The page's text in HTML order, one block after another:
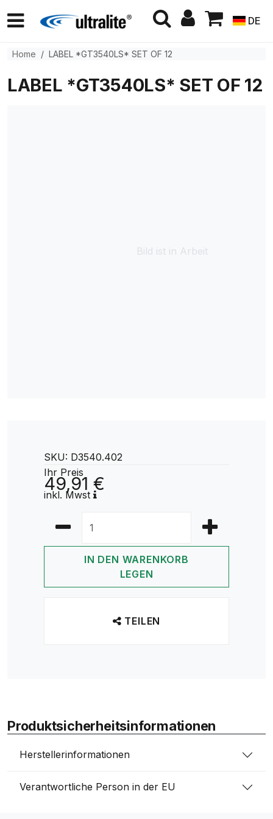
DE
Home LABEL *GT3540LS* SET OF 12
LABEL *GT3540LS* SET OF 12
Bild ist in Arbeit
SKU: D3540.402
Ihr Preis
49,91 €
inkl. Mwst
IN DEN WARENKORB
LEGEN
TEILEN
Produktsicherheitsinformationen
Herstellerinformationen
Verantwortliche Person in der EU